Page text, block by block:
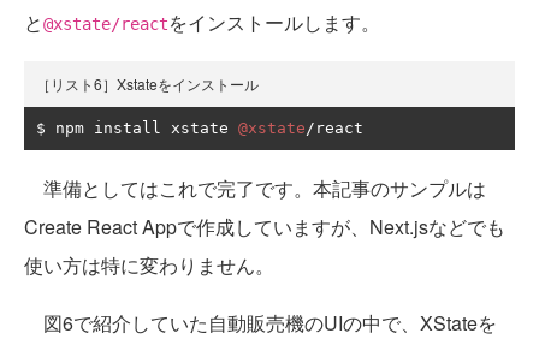
と@xstate/reactをインストールします。
［リスト6］Xstateをインストール
$ npm install xstate @xstate/ react
準備としてはこれで完了です。本記事のサンプルは
Create React Appで作成していますが、Next.jsなどでも
使い方は特に変わりません。
図6で紹介していた自動販売機のUIの中で、XStateを